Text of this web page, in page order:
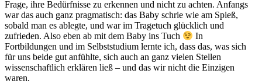
Frage, ihre Bedürfnisse zu erkennen und nicht zu achten. Anfangs
war das auch ganz pragmatisch: das Baby schrie wie am Spieß,
sobald man es ablegte, und war im Tragetuch glücklich und
zufrieden. Also eben ab mit dem Baby ins Tuch
In
Fortbildungen und im Selbststudium lernte ich, dass das, was sich
für uns beide gut anfühlte, sich auch an ganz vielen Stellen
wissenschaftlich erklären ließ – und das wir nicht die Einzigen
waren.